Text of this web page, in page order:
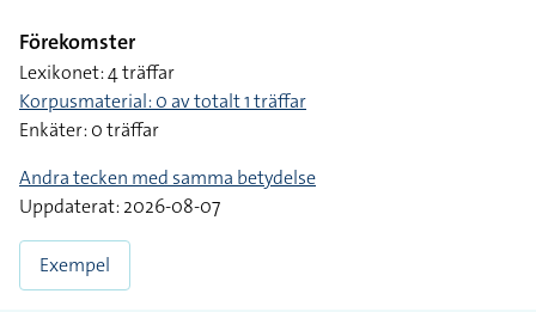
Förekomster
Lexikonet: 4 träffar
Korpusmaterial: 0 av totalt 1 träffar
Enkäter: 0 träffar
Andra tecken med samma betydelse
Uppdaterat: 2026-08-07
Exempel